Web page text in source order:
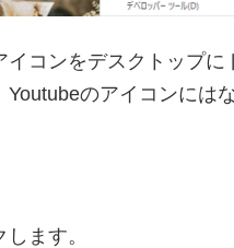
イコンをデスクトップ
のアイコンには
ます。